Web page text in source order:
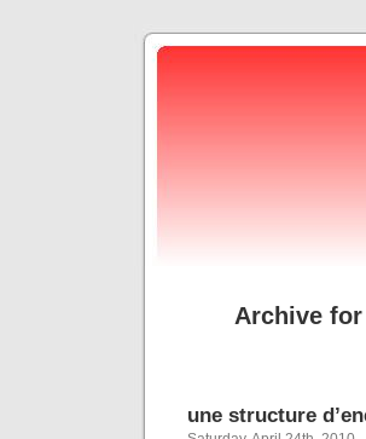
Archive
une structure